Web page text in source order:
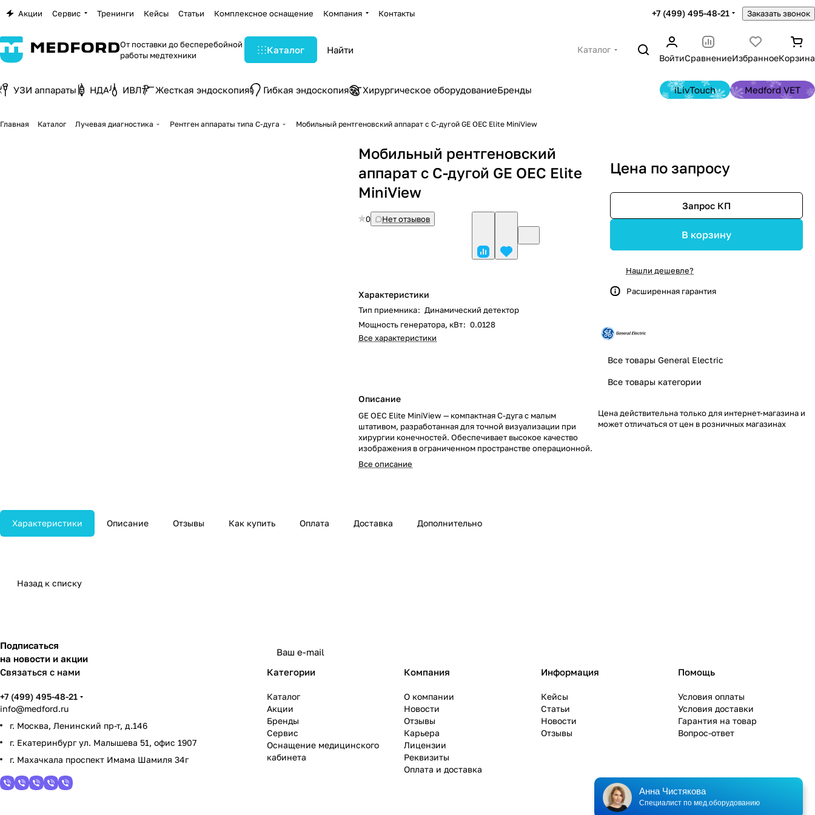
Акции Сервис Тренинги Кейсы Статьи Комплексное оснащение Компания Контакты +7 (499) 495-48-21 Заказать звонок
От поставки до бесперебойной
работы медтехники
Каталог
Каталог
ВойтиСравнениеИзбранноеКорзина
УЗИ аппараты НДА ИВЛ Жесткая эндоскопия Гибкая эндоскопия Хирургическое оборудованиеБренды iLivTouch Medford VET
Главная Каталог Лучевая диагностика Рентген аппараты типа С-дуга Мобильный рентгеновский аппарат с С-дугой GE OEC Elite MiniView
Мобильный рентгеновский
аппарат с С-дугой GE OEC Elite
MiniView
0 Нет отзывов
Характеристики
Тип приемника: Динамический детектор
Мощность генератора, кВт: 0.0128
Все характеристики
Описание
GE OEC Elite MiniView — компактная С-дуга с малым
штативом, разработанная для точной визуализации при
хирургии конечностей. Обеспечивает высокое качество
изображения в ограниченном пространстве операционной.
Все описание
Цена по запросу
Запрос КП
В корзину
Нашли дешевле?
Расширенная гарантия
Все товары General Electric
Все товары категории
Цена действительна только для интернет-магазина и
может отличаться от цен в розничных магазинах
Характеристики Описание Отзывы Как купить Оплата Доставка Дополнительно
Назад к списку
Подписаться
на новости и акции
Связаться с нами
+7 (499) 495-48-21
info@medford.ru
г. Москва, Ленинский пр-т, д.146
г. Екатеринбург ул. Малышева 51, офис 1907
г. Махачкала проспект Имама Шамиля 34г
Категории
Каталог
Акции
Бренды
Сервис
Оснащение медицинского
кабинета
Компания
О компании
Новости
Отзывы
Карьера
Лицензии
Реквизиты
Оплата и доставка
Информация
Кейсы
Статьи
Новости
Отзывы
Помощь
Условия оплаты
Условия доставки
Гарантия на товар
Вопрос-ответ
Анна Чистякова
Специалист по мед.оборудованию